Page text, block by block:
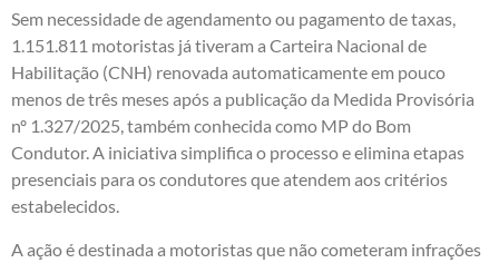
Sem necessidade de agendamento ou pagamento de taxas,
1.151.811 motoristas já tiveram a Carteira Nacional de
Habilitação (CNH) renovada automaticamente em pouco
menos de três meses após a publicação da Medida Provisória
nº 1.327/2025, também conhecida como MP do Bom
Condutor. A iniciativa simplifica o processo e elimina etapas
presenciais para os condutores que atendem aos critérios
estabelecidos.
A ação é destinada a motoristas que não cometeram infrações